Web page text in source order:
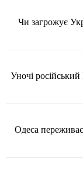
Чи загрожує
Уночі
Одеса